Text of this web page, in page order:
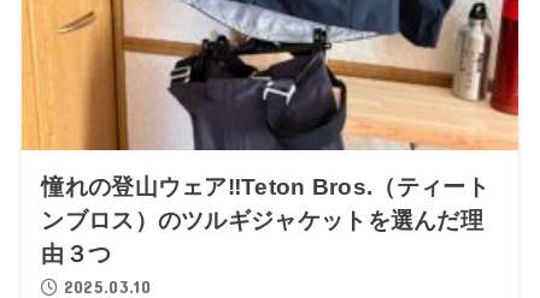
憧れの登山ウェア‼Teton Bros.（ティート
ンブロス）のツルギジャケットを選んだ理
由３つ
2025.03.10